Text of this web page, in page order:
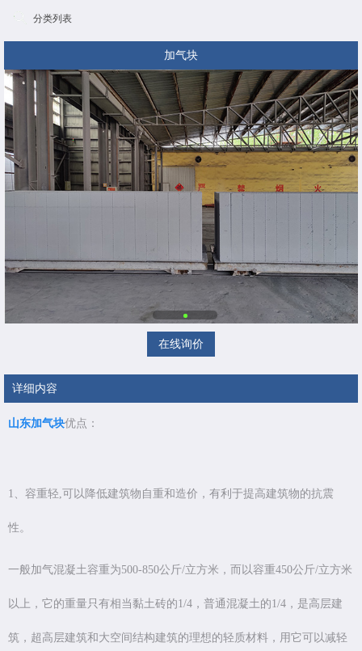
分类列表
加气块
在线询价
详细内容
山东加气块优点：
1、容重轻,可以降低建筑物自重和造价，有利于提高建筑物的抗震
性。
一般加气混凝土容重为500-850公斤/立方米，而以容重450公斤/立方米
以上，它的重量只有相当黏土砖的1/4，普通混凝土的1/4，是高层建
筑，超高层建筑和大空间结构建筑的理想的轻质材料，用它可以减轻